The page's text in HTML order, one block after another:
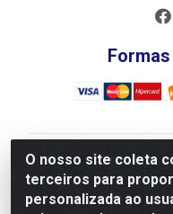
O nosso site coleta
terceiros para
personalizada ao
JRS Distribuição e
Sacramento Torga
São João Del